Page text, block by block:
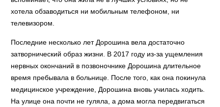
хотела обзаводиться ни мобильным телефоном, ни
телевизором.
Последние несколько лет Дорошина вела достаточно
затворнический образ жизни. В 2017 году из-за ущемления
нервных окончаний в позвоночнике Дорошина длительное
время пребывала в больнице. После того, как она покинула
медицинское учреждение, Дорошина вновь училась ходить.
На улице она почти не гуляла, а дома могла передвигаться